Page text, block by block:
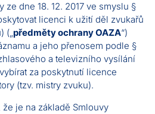
dne 18. 12. 2017 ve smyslu §
licenci k užití děl zvukařů
(„předměty ochrany OAZA“)
a jeho přenosem podle §
a televizního vysílání
za poskytnutí licence
(tzv. mistry zvuku).
že je na základě Smlouvy